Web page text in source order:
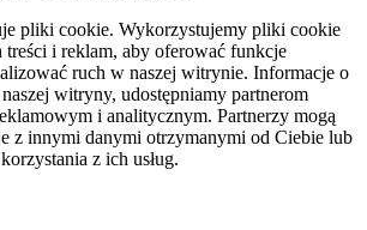
pliki cookie. Wykorzystujemy pliki cookie
treści i reklam, aby oferować funkcje
ruch w naszej witrynie. Informacje o
witryny, udostępniamy partnerom
i analitycznym. Partnerzy mogą
z innymi danymi otrzymanymi od Ciebie lub
z ich usług.